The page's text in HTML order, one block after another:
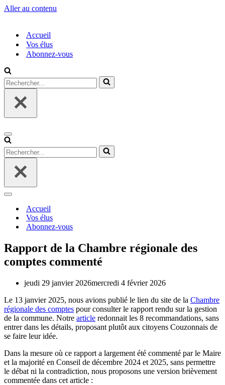
Aller au contenu
Accueil
Vos élus
Abonnez-vous
Rechercher...
Menu
de
navigation
Rechercher...
Menu
navigationAccueil
Vos élus
Abonnez-vous
Rapport de la Chambre régionale des
comptes commenté
jeudi 29 janvier 2026mercredi 4 février 2026
Le 13 janvier 2025, nous avions publié le lien du site de la Chambre
régionale des comptes pour consulter le rapport rendu sur la gestion
de la commune. Notre article redonnait les 8 recommandations, sans
entrer dans les détails, proposant plutôt aux citoyens Couzonnais de
se faire leur idée.
Dans la mesure où ce rapport a largement été commenté par le Maire
et la majorité en Conseil de décembre 2024 et 2025, sans permettre
le débat ni la contradiction, nous proposons une version brièvement
commentée dans cet article :